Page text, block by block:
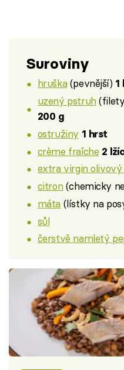
Suroviny
hruška(pevnější) 1
uzený pstruh(filety
200 g
ostružiny 1 hrst
crème fraîche 2
extra virgin olivový
citron(chemicky
máta (lístky na
sůl
čerstvě namletý